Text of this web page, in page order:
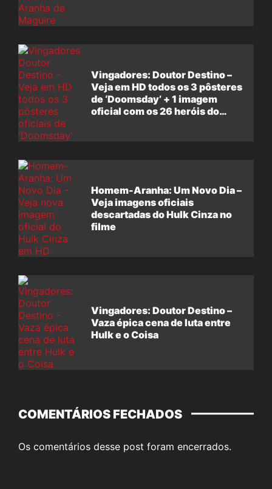
Vingadores: Doutor Destino –
Veja em HD todos os 3 pôsteres
de ‘Doomsday’ + 1 imagem
oficial com os 26 heróis do
Homem-Aranha: Um Novo Dia –
Veja imagens oficiais
descartadas do Hulk Cinza no
filme
Vingadores: Doutor Destino –
Vaza épica cena de luta entre
Hulk e o Coisa
COMENTÁRIOS FECHADOS
Os comentários desse post foram encerrados.